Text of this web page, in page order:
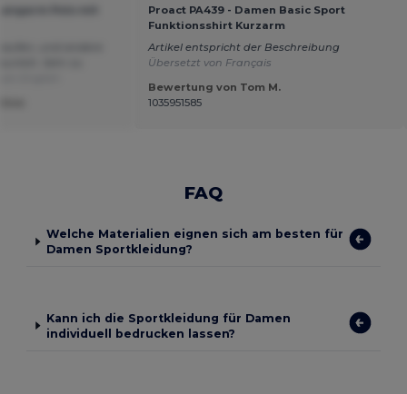
Proact PA439 - Damen Basic Sport
Funktionsshirt Kurzarm
Artikel entspricht der Beschreibung
Übersetzt von Français
Bewertung von Tom M.
1035951585
FAQ
Welche Materialien eignen sich am besten für
Damen Sportkleidung?
Kann ich die Sportkleidung für Damen
individuell bedrucken lassen?